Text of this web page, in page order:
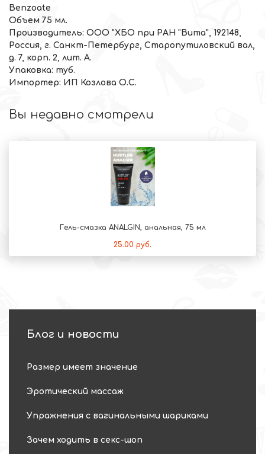
Benzoate
Объем 75 мл.
Производитель: ООО "ХБО при РАН "Вита", 192148,
Россия, г. Санкт-Петербург, Старопутиловский вал,
д. 7, корп. 2, лит. А.
Упаковка: туб.
Импортер: ИП Козлова О.С.
Вы недавно смотрели
Гель-смазка ANALGIN, анальная, 75 мл
25.00 руб.
Блог и новости
Размер имеет значение
Эротический массаж
Упражнения с вагинальными шариками
Зачем ходить в секс-шоп